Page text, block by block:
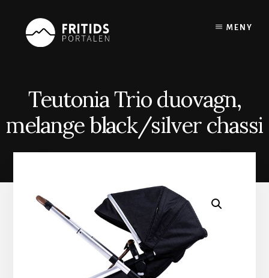
content
MENY
Teutonia Trio duovagn,
melange black/silver chassi